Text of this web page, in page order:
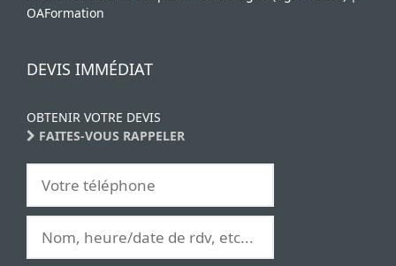
OAFormation
DEVIS IMMÉDIAT
OBTENIR VOTRE DEVIS
FAITES-VOUS RAPPELER